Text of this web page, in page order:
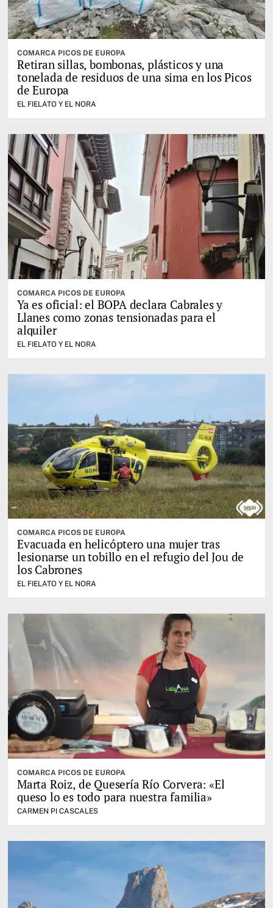
COMARCA PICOS DE EUROPA
Retiran sillas, bombonas, plásticos y una
tonelada de residuos de una sima en los Picos
de Europa
EL FIELATO Y EL NORA
COMARCA PICOS DE EUROPA
Ya es oficial: el BOPA declara Cabrales y
Llanes como zonas tensionadas para el
alquiler
EL FIELATO Y EL NORA
COMARCA PICOS DE EUROPA
Evacuada en helicóptero una mujer tras
lesionarse un tobillo en el refugio del Jou de
los Cabrones
EL FIELATO Y EL NORA
COMARCA PICOS DE EUROPA
Marta Roiz, de Quesería Río Corvera: «El
queso lo es todo para nuestra familia»
CARMEN PI CASCALES